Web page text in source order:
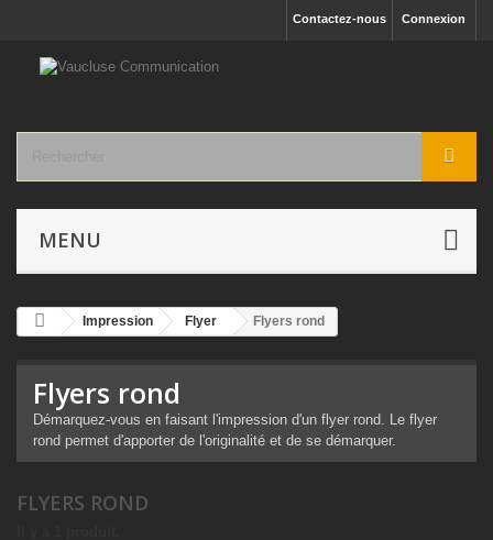
Connexion
Contactez-nous
MENU
Impression Flyer Flyers rond
Flyers rond
Démarquez-vous en faisant l'impression d'un flyer rond. Le flyer
rond permet d'apporter de l'originalité et de se démarquer.
FLYERS ROND